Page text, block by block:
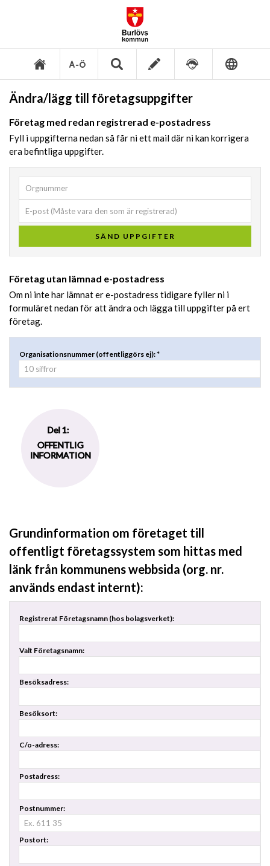
Ändra/lägg till företagsuppgifter
Företag med redan registrerad e-postadress
Fyll i uppgifterna nedan så får ni ett mail där ni kan korrigera
era befintliga uppgifter.
Företag utan lämnad e-postadress
Om ni inte har lämnat er e-postadress tidigare fyller ni i
formuläret nedan för att ändra och lägga till uppgifter på ert
företag.
Organisationsnummer (offentliggörs ej): *
Del 1:
OFFENTLIG
INFORMATION
Grundinformation om företaget till
offentligt företagssystem som hittas med
länk från kommunens webbsida (org. nr.
används endast internt):
Registrerat Företagsnamn (hos bolagsverket):
Valt Företagsnamn:
Besöksadress:
Besöksort:
C/o-adress:
Postadress:
Postnummer:
Postort: